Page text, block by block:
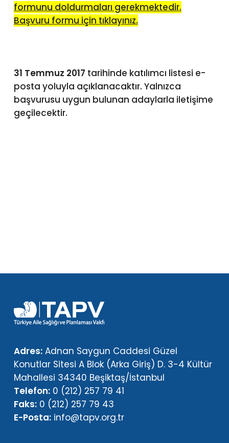
formunu doldurmaları gerekmektedir.
Başvuru formu için tıklayınız.
31 Temmuz 2017 tarihinde katılımcı listesi e-
posta yoluyla açıklanacaktır. Yalnızca
başvurusu uygun bulunan adaylarla iletişime
geçilecektir.
Adres:Adnan Saygun Caddesi Güzel
Konutlar Sitesi A Blok (Arka Giriş) D. 3-4 Kültür
Mahallesi 34340 Beşiktaş/İstanbul
Telefon: 0 (212) 257 79 41
Faks:0 (212) 257 79 43
E-Posta: info@tapv.org.tr